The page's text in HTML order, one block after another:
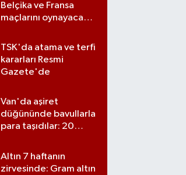
Belçika ve Fransa
maçlarını oynayacağı
TSK'da atama ve terfi
kararları Resmi
Gazete'de
Van'da aşiret
düğününde bavullarla
para taşıdılar: 20
kilolarla altın
Altın 7 haftanın
zirvesinde: Gram altın